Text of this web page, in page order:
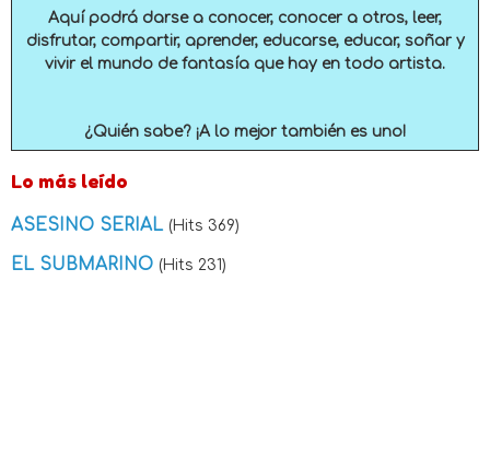
Aquí podrá darse a conocer, conocer a otros, leer,
disfrutar, compartir, aprender, educarse, educar, soñar y
vivir el mundo de fantasía que hay en todo artista.
¿Quién sabe? ¡A lo mejor también es uno!
Lo más leído
ASESINO SERIAL (Hits 369)
EL SUBMARINO (Hits 231)